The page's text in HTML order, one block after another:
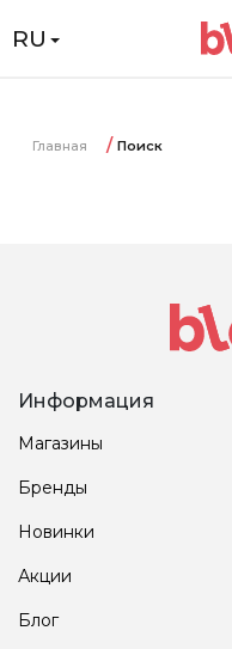
RU
Главная Поиск
Информация
Магазины
Бренды
Новинки
Акции
Блог